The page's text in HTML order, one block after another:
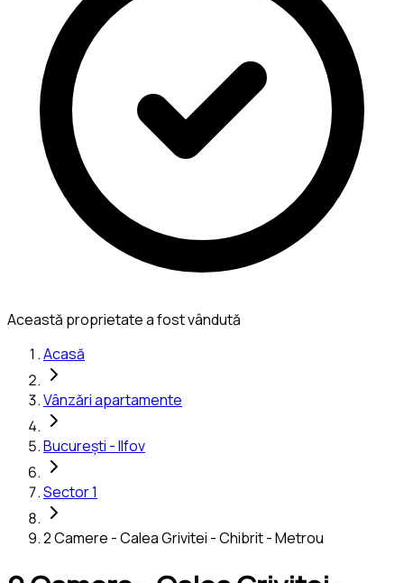
Această proprietate a fost vândută
Acasă
Vânzări apartamente
București - Ilfov
Sector 1
2 Camere - Calea Grivitei - Chibrit - Metrou